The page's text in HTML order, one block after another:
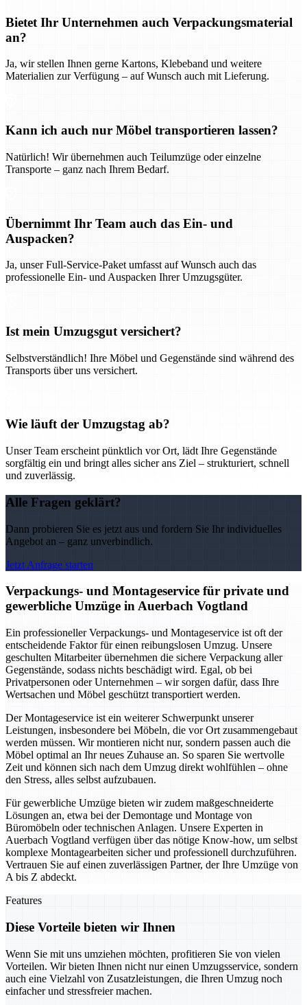
Bietet Ihr Unternehmen auch Verpackungsmaterial
an?
Ja, wir stellen Ihnen gerne Kartons, Klebeband und weitere
Materialien zur Verfügung – auf Wunsch auch mit Lieferung.
Kann ich auch nur Möbel transportieren lassen?
Natürlich! Wir übernehmen auch Teilumzüge oder einzelne
Transporte – ganz nach Ihrem Bedarf.
Übernimmt Ihr Team auch das Ein- und
Auspacken?
Ja, unser Full-Service-Paket umfasst auf Wunsch auch das
professionelle Ein- und Auspacken Ihrer Umzugsgüter.
Ist mein Umzugsgut versichert?
Selbstverständlich! Ihre Möbel und Gegenstände sind während des
Transports über uns versichert.
Wie läuft der Umzugstag ab?
Unser Team erscheint pünktlich vor Ort, lädt Ihre Gegenstände
sorgfältig ein und bringt alles sicher ans Ziel – strukturiert, schnell
und zuverlässig.
Alle Fragen geklärt?
Dann probieren Sie es jetzt aus und fordern Sie Ihr individuelles
Angebot an – ganz unverbindlich.
Jetzt Anfrage starten
Verpackungs- und Montageservice für private und
gewerbliche Umzüge in Auerbach Vogtland
Ein professioneller Verpackungs- und Montageservice ist oft der
entscheidende Faktor für einen reibungslosen Umzug. Unsere
geschulten Mitarbeiter übernehmen die sichere Verpackung aller
Gegenstände, sodass nichts beschädigt wird. Egal, ob bei
Privatpersonen oder Unternehmen – wir sorgen dafür, dass Ihre
Wertsachen und Möbel geschützt transportiert werden.
Der Montageservice ist ein weiterer Schwerpunkt unserer
Leistungen, insbesondere bei Möbeln, die vor Ort zusammengebaut
werden müssen. Wir montieren nicht nur, sondern passen auch die
Möbel optimal an Ihr neues Zuhause an. So sparen Sie wertvolle
Zeit und können sich nach dem Umzug direkt wohlfühlen – ohne
den Stress, alles selbst aufzubauen.
Für gewerbliche Umzüge bieten wir zudem maßgeschneiderte
Lösungen an, etwa bei der Demontage und Montage von
Büromöbeln oder technischen Anlagen. Unsere Experten in
Auerbach Vogtland verfügen über das nötige Know-how, um selbst
komplexe Montagearbeiten sicher und professionell durchzuführen.
Vertrauen Sie auf einen zuverlässigen Partner, der Ihre Umzüge von
A bis Z abdeckt.
Features
Diese Vorteile bieten wir Ihnen
Wenn Sie mit uns umziehen möchten, profitieren Sie von vielen
Vorteilen. Wir bieten Ihnen nicht nur einen Umzugsservice, sondern
auch eine Vielzahl von Zusatzleistungen, die Ihren Umzug noch
einfacher und stressfreier machen.